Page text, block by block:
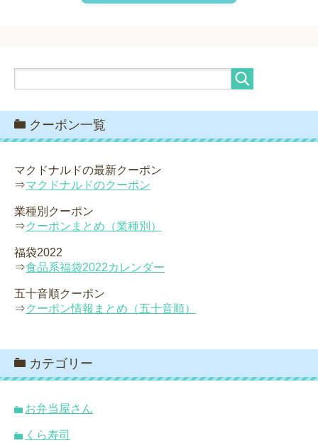
クーポン一覧
マクドナルドの最新クーポン
⇒マクドナルドのクーポン
業種別クーポン
⇒クーポンまとめ（業種別）
福袋2022
⇒食品系福袋2022カレンダー
五十音順クーポン
⇒クーポン情報まとめ（五十音順）
カテゴリー
お弁当屋さん
くら寿司